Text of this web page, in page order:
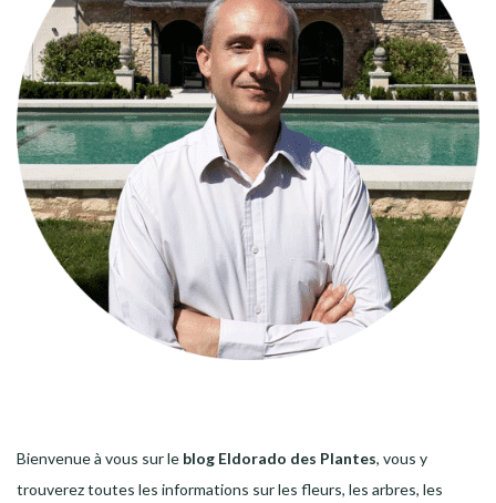
Bienvenue à vous sur le blog Eldorado des Plantes, vous y
trouverez toutes les informations sur les fleurs, les arbres, les